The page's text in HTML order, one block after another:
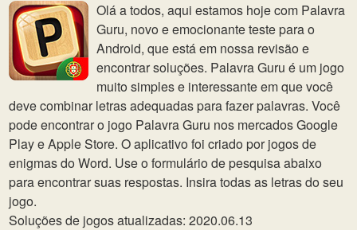
Olá a todos, aqui estamos hoje com Palavra
Guru, novo e emocionante teste para o
Android, que está em nossa revisão e
encontrar soluções. Palavra Guru é um jogo
muito simples e interessante em que você
deve combinar letras adequadas para fazer palavras. Você
pode encontrar o jogo Palavra Guru nos mercados Google
Play e Apple Store. O aplicativo foi criado por jogos de
enigmas do Word. Use o formulário de pesquisa abaixo
para encontrar suas respostas. Insira todas as letras do seu
jogo.
Soluções de jogos atualizadas: 2020.06.13